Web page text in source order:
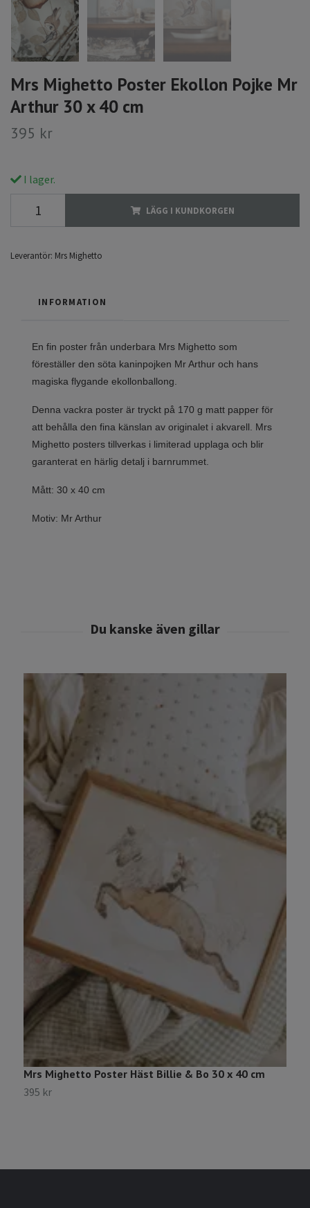
Mrs Mighetto Poster Ekollon Pojke Mr
Arthur 30 x 40 cm
395 kr
I lager.
LÄGG I KUNDKORGEN
Leverantör: Mrs Mighetto
INFORMATION
En fin poster från underbara Mrs Mighetto som
föreställer den söta kaninpojken Mr Arthur och hans
magiska flygande ekollonballong.
Denna vackra poster är tryckt på 170 g matt papper för
att behålla den fina känslan av originalet i akvarell. Mrs
Mighetto posters tillverkas i limiterad upplaga och blir
garanterat en härlig detalj i barnrummet.
Mått: 30 x 40 cm
Motiv: Mr Arthur
Mrs Mighetto Poster Häst Billie & Bo 30 x 40 cm
395 kr